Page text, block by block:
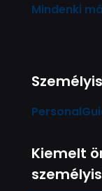
Mindenki
Kiemelt